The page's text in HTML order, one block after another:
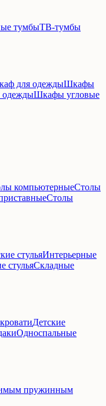
тумбыТВ-тумбы
для одеждыШкафы
Шкафы угловые
компьютерныеСтолы
Столы
стульяИнтерьерные
стульяСкладные
Детские
Односпальные
пружинным